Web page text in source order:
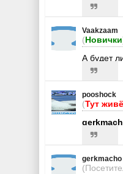
Vaakzaam
(Новички
А будет
pooshock
(Тут
gerkmacho